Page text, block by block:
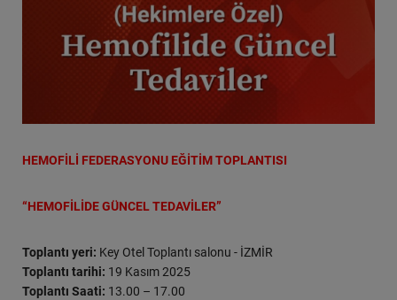
HEMOFİLİ FEDERASYONU EĞİTİM TOPLANTISI
“HEMOFİLİDE GÜNCEL TEDAVİLER”
Toplantı yeri: Key Otel Toplantı salonu - İZMİR
Toplantı tarihi: 19 Kasım 2025
Toplantı Saati: 13.00 – 17.00